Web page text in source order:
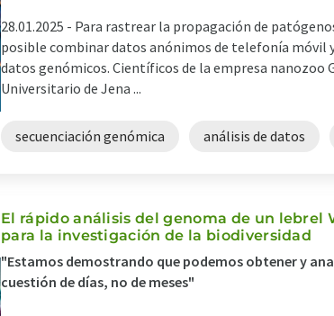
28.01.2025 - Para rastrear la propagación de
posible combinar datos anónimos de telefonía
datos genómicos. Científicos de la empresa nanozoo
Universitario de Jena ...
secuenciación genómica análisis de datos
El rápido análisis del genoma de un
para la investigación de la biodiversidad
"Estamos demostrando que podemos obtener y
cuestión de días, no de meses"